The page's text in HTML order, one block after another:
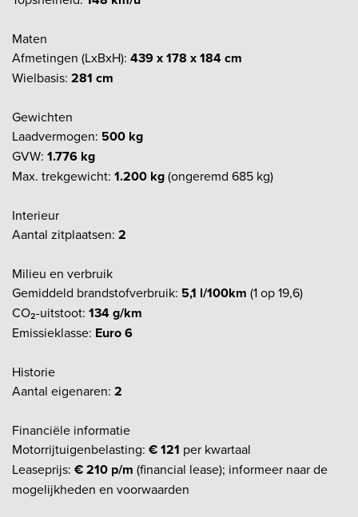
Maten
Afmetingen (LxBxH): 439 x 178 x 184 cm
Wielbasis: 281 cm
Gewichten
Laadvermogen: 500 kg
GVW: 1.776 kg
Max. trekgewicht: 1.200 kg(ongeremd 685 kg)
Interieur
Aantal zitplaatsen: 2
Milieu en verbruik
Gemiddeld brandstofverbruik: 5,1 l/100km (1 op 19,6)
CO₂-uitstoot: 134 g/km
Emissieklasse: Euro 6
Historie
Aantal eigenaren: 2
Financiële informatie
Motorrijtuigenbelasting: € 121 per kwartaal
Leaseprijs: € 210 p/m (financial lease); informeer naar de
mogelijkheden en voorwaarden